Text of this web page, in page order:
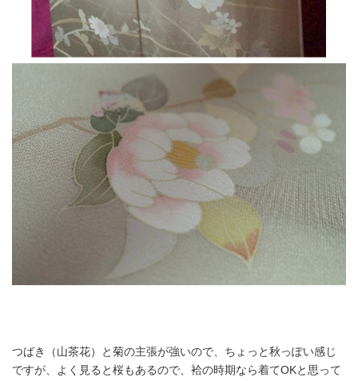
つばき（山茶花）と菊の主張が強いので、ちょっと秋っぽい感じ
ですが、よく見ると桜もあるので、袷の時期なら着てOKと思って